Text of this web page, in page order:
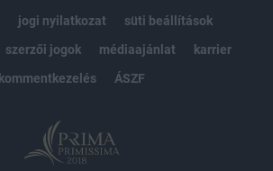
jogi nyilatkozat
süti beállítások
szerzői jogok médiaajánlat
karrier
kommentkezelés
ÁSZF